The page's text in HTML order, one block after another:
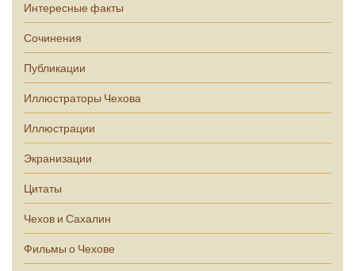
Интересные факты
Сочинения
Публикации
Иллюстраторы Чехова
Иллюстрации
Экранизации
Цитаты
Чехов и Сахалин
Фильмы о Чехове